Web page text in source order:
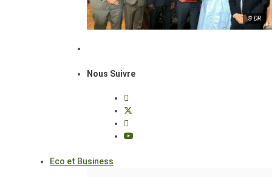
© DR
Nous Suivre
Eco et Business